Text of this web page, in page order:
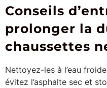
Conseils
prolonger la
chaussettes
Nettoyez-les à l’eau
évitez l’asphalte sec et